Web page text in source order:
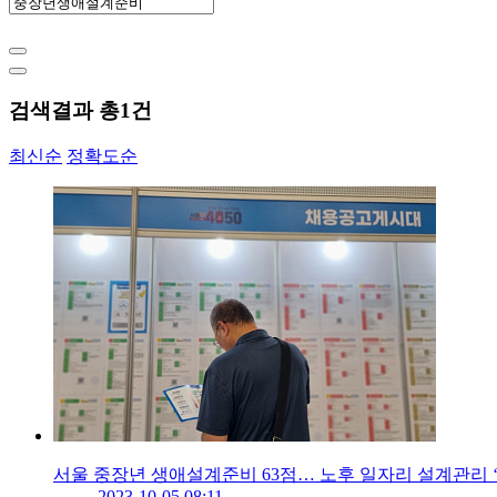
검색결과 총1건
최신순 정확도순
서울 중장년 생애설계준비 63점… 노후 일자리 설계관리